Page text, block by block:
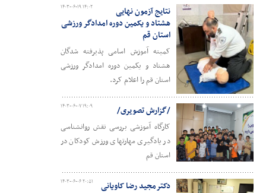
۱۴۰۳-۰۶-۱۹ ۱۴:۰۲
نتایج آزمون نهایی
هشتاد و یکمین دوره امدادگر ورزشی
استان قم
کمیته آموزش اسامی پذیرفته شدگان
هشتاد و یکمین دوره امدادگر ورزشی
استان قم را اعلام کرد.
۱۴۰۳-۰۶-۰۷ ۱۹:۰۹ /گزارش تصویری/
کارگاه آموزشی بررسی نقش روانشناسی
در یادگیری مهارتهای ورزش کودکان در
استان قم
۱۴۰۳-۰۶-۰۶ ۲۰:۵۱
دکترمجید رضا کاویانی